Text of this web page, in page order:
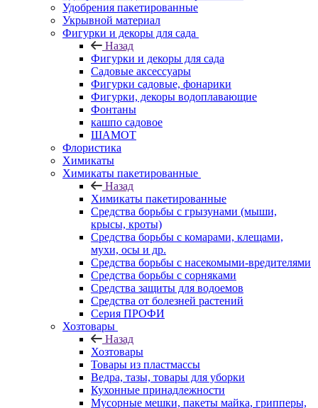
Удобрения пакетированные
Укрывной материал
Фигурки и декоры для сада
Назад
Фигурки и декоры для сада
Садовые аксессуары
Фигурки садовые, фонарики
Фигурки, декоры водоплавающие
Фонтаны
кашпо садовое
ШАМОТ
Флористика
Химикаты
Химикаты пакетированные
Назад
Химикаты пакетированные
Средства борьбы с грызунами (мыши,
крысы, кроты)
Средства борьбы с комарами, клещами,
мухи, осы и др.
Средства борьбы с насекомыми-вредителями
Средства борьбы с сорняками
Средства защиты для водоемов
Средства от болезней растений
Серия ПРОФИ
Хозтовары
Назад
Хозтовары
Товары из пластмассы
Ведра, тазы, товары для уборки
Кухонные принадлежности
Мусорные мешки, пакеты майка, грипперы,